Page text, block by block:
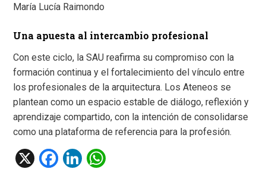
María Lucía Raimondo
Una apuesta al intercambio profesional
Con este ciclo, la SAU reafirma su compromiso con la
formación continua y el fortalecimiento del vínculo entre
los profesionales de la arquitectura. Los Ateneos se
plantean como un espacio estable de diálogo, reflexión y
aprendizaje compartido, con la intención de consolidarse
como una plataforma de referencia para la profesión.
X
F
Li